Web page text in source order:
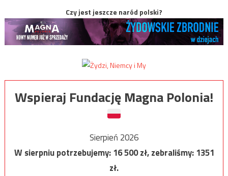
Czy jest jeszcze naród polski?
Wspieraj Fundację Magna Polonia!
Sierpień 2026
W sierpniu potrzebujemy:16 500zł, zebraliśmy:1351
zł.